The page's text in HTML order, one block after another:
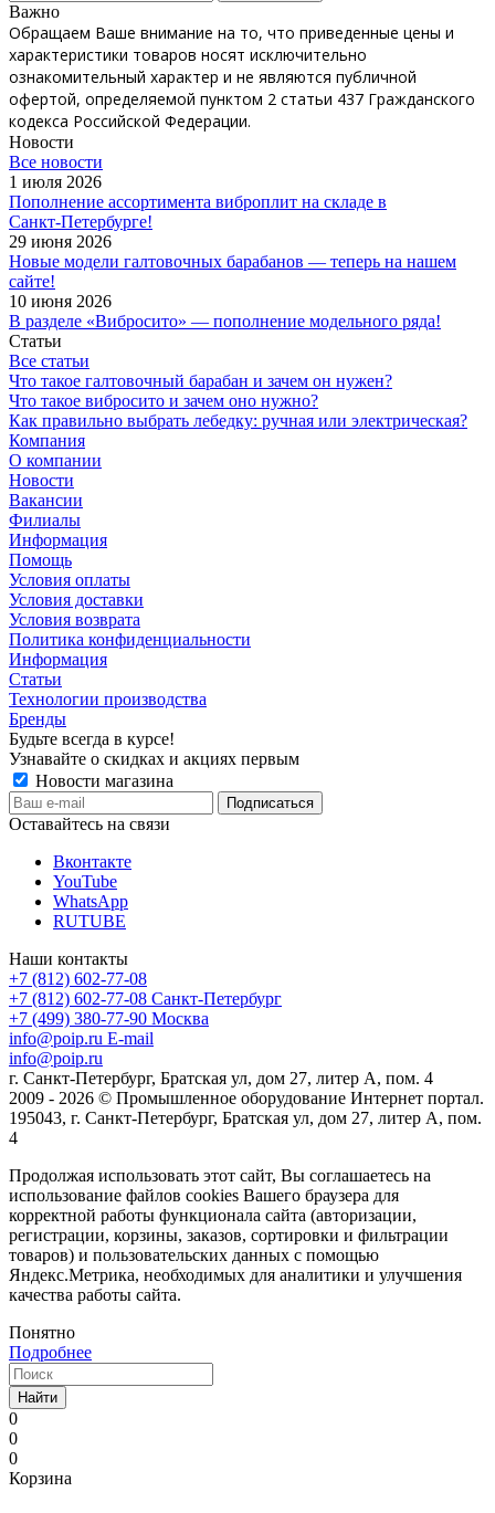
Важно
Обращаем Ваше внимание на то, что приведенные цены и
характеристики товаров носят исключительно
ознакомительный характер и не являются публичной
офертой, определяемой пунктом 2 статьи 437 Гражданского
кодекса Российской Федерации.
Новости
Все новости
1 июля 2026
Пополнение ассортимента виброплит на складе в
Санкт‑Петербурге!
29 июня 2026
Новые модели галтовочных барабанов — теперь на нашем
сайте!
10 июня 2026
В разделе «Вибросито» — пополнение модельного ряда!
Статьи
Все статьи
Что такое галтовочный барабан и зачем он нужен?
Что такое вибросито и зачем оно нужно?
Как правильно выбрать лебедку: ручная или электрическая?
Компания
О компании
Новости
Вакансии
Филиалы
Информация
Помощь
Условия оплаты
Условия доставки
Условия возврата
Политика конфиденциальности
Информация
Статьи
Технологии производства
Бренды
Будьте всегда в курсе!
Узнавайте о скидках и акциях первым
Новости магазина
Оставайтесь на связи
Вконтакте
YouTube
WhatsApp
RUTUBE
Наши контакты
+7 (812) 602-77-08
+7 (812) 602-77-08 Санкт-Петербург
+7 (499) 380-77-90 Москва
info@poip.ru E-mail
info@poip.ru
г. Санкт-Петербург, Братская ул, дом 27, литер А, пом. 4
2009 - 2026 © Промышленное оборудование Интернет портал.
195043, г. Санкт-Петербург, Братская ул, дом 27, литер А, пом.
4
Продолжая использовать этот сайт, Вы соглашаетесь на
использование файлов cookies Вашего браузера для
корректной работы функционала сайта (авторизации,
регистрации, корзины, заказов, сортировки и фильтрации
товаров) и пользовательских данных с помощью
Яндекс.Метрика, необходимых для аналитики и улучшения
качества работы сайта.
Понятно
Подробнее
Найти
0
0
0
Корзина